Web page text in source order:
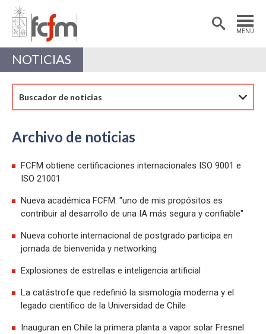
MENÚ
Estudiantes
Académicas/os
NOTICIAS
Buscador de noticias
Archivo de noticias
FCFM obtiene certificaciones internacionales ISO 9001 e
ISO 21001
Nueva académica FCFM: "uno de mis propósitos es
contribuir al desarrollo de una IA más segura y confiable"
Nueva cohorte internacional de postgrado participa en
jornada de bienvenida y networking
Explosiones de estrellas e inteligencia artificial
La catástrofe que redefinió la sismología moderna y el
legado científico de la Universidad de Chile
Inauguran en Chile la primera planta a vapor solar Fresnel